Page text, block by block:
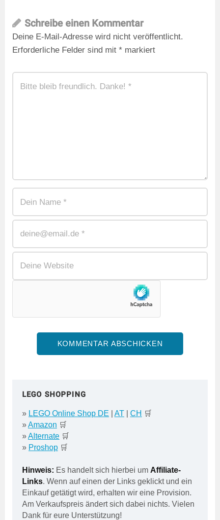
Schreibe einen Kommentar
Deine E-Mail-Adresse wird nicht veröffentlicht.
Erforderliche Felder sind mit * markiert
LEGO SHOPPING
» LEGO Online Shop DE AT CH 🛒
»Amazon 🛒
»Alternate 🛒
» Proshop 🛒
Hinweis: Es handelt sich hierbei um Affiliate-
Links. Wenn auf einen der Links geklickt und ein
Einkauf getätigt wird, erhalten wir eine Provision.
Am Verkaufspreis ändert sich dabei nichts. Vielen
Dank für eure Unterstützung!